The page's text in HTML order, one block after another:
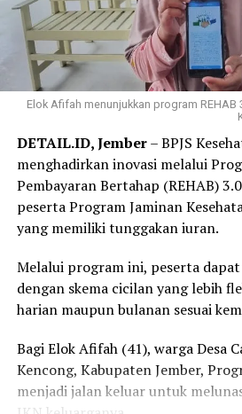
Elok Afifah menunjukkan program REHAB
DETAIL.ID, Jember– BPJS
menghadirkan inovasi melalui
Pembayaran Bertahap (REHAB)
peserta Program Jaminan
yang memiliki tunggakan iuran.
Melalui program ini, peserta
dengan skema cicilan yang lebih
harian maupun bulanan sesuai
Bagi Elok Afifah (41), warga Desa
Kencong, Kabupaten Jember,
menjadi jalan keluar untuk